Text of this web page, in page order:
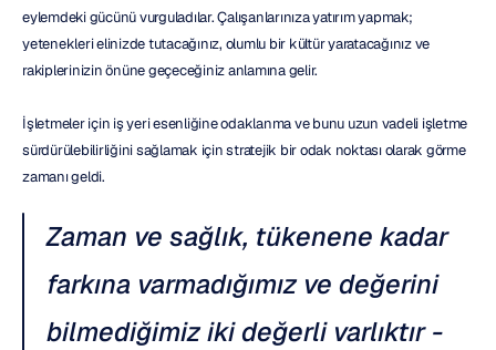
eylemdeki gücünü vurguladılar. Çalışanlarınıza yatırım yapmak;
yetenekleri elinizde tutacağınız, olumlu bir kültür yaratacağınız ve
rakiplerinizin önüne geçeceğiniz anlamına gelir.
İşletmeler için iş yeri esenliğine odaklanma ve bunu uzun vadeli işletme
sürdürülebilirliğini sağlamak için stratejik bir odak noktası olarak görme
zamanı geldi.
Zaman ve sağlık, tükenene kadar
farkına varmadığımız ve değerini
bilmediğimiz iki değerli varlıktır -